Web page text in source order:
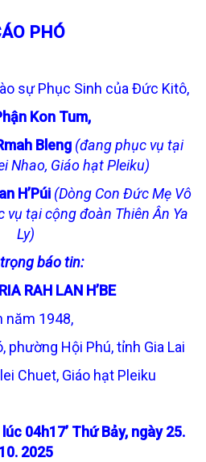
PHÓ
sự Phục Sinh của Đức Kitô,
Kon Tum,
Bleng (đang phục vụ tại
Nhao, Giáo hạt Pleiku)
H’Púi (Dòng Con Đức Mẹ Vô
vụ tại cộng đoàn Thiên Ân Ya
Ly)
báo tin:
RAH LAN H’BE
năm 1948,
phường Hội Phú, tỉnh Gia Lai
Chuet, Giáo hạt Pleiku
04h17’ Thứ Bảy, ngày 25.
10. 2025